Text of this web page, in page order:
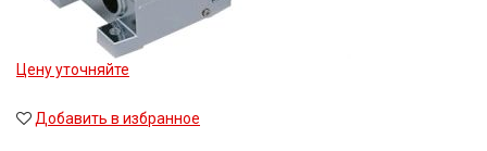
Цену уточняйте
Добавить в избранное